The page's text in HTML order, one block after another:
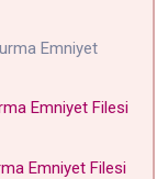
Emniyet
Emniyet Filesi
Emniyet Filesi